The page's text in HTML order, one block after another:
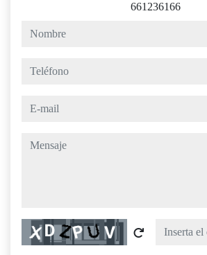
661236166
nombre
teléfono
e-mail
mensaje
Captcha